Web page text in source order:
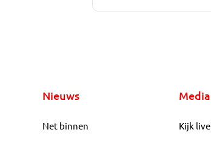
Nieuws
Net binnen
Media
Kijk